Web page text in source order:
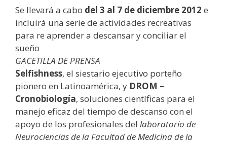
Se llevará a cabo del 3 al 7 de diciembre 2012 e
incluirá una serie de actividades recreativas
para re aprender a descansar y conciliar el
sueño
GACETILLA DE PRENSA
Selfishness, el siestario ejecutivo porteño
pionero en Latinoamérica, y DROM –
Cronobiología, soluciones científicas para el
manejo eficaz del tiempo de descanso con el
apoyo de los profesionales del laboratorio de
Neurociencias de la Facultad de Medicina de la